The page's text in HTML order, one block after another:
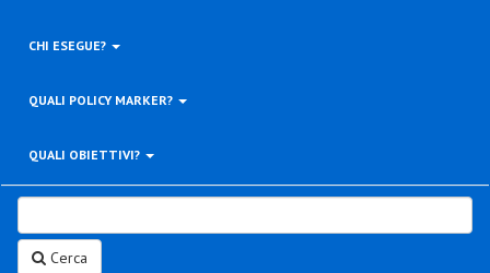
CHI ESEGUE?
QUALI POLICY MARKER?
QUALI OBIETTIVI?
Cerca